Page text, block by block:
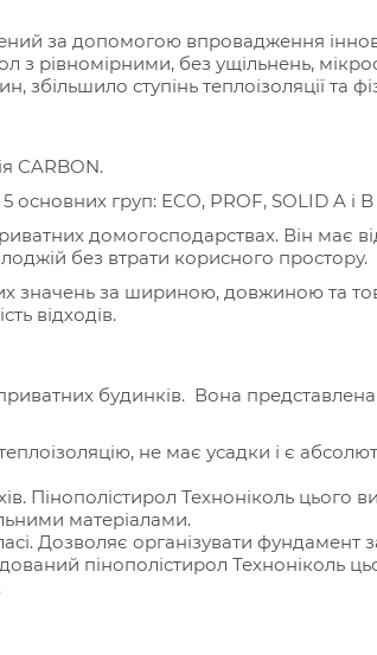
за допомогою впровадження
з рівномірними, без ущільнень,
ступінь теплоізоляції та
CARBON.
груп: ECO, PROF, SOLID A і B
домогосподарствах. Він має
без втрати корисного простору.
значень за шириною, довжиною та
відходів.
будинків. Вона
не має усадки і є
Пінополістирол Техноніколь цього
матеріалами.
Дозволяє організувати фундамент
пінополістирол Техноніколь